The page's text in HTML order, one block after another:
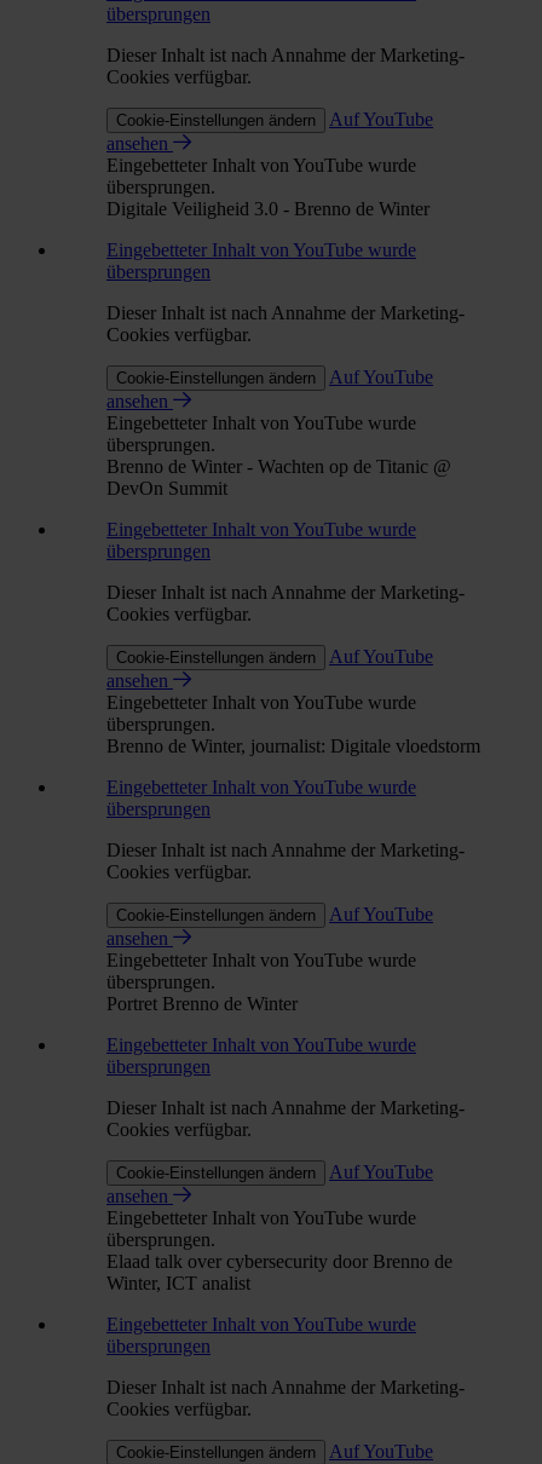
übersprungen
Dieser Inhalt ist nach Annahme der Marketing-
Cookies verfügbar.
Cookie-Einstellungen ändern
Auf YouTube
ansehen
Eingebetteter Inhalt von YouTube wurde
übersprungen.
Digitale Veiligheid 3.0 - Brenno de Winter
Eingebetteter Inhalt von YouTube wurde
übersprungen
Dieser Inhalt ist nach Annahme der Marketing-
Cookies verfügbar.
Cookie-Einstellungen ändern
Auf YouTube
ansehen
Eingebetteter Inhalt von YouTube wurde
übersprungen.
Brenno de Winter - Wachten op de Titanic @
DevOn Summit
Eingebetteter Inhalt von YouTube wurde
übersprungen
Dieser Inhalt ist nach Annahme der Marketing-
Cookies verfügbar.
Cookie-Einstellungen ändern
Auf YouTube
ansehen
Eingebetteter Inhalt von YouTube wurde
übersprungen.
Brenno de Winter, journalist: Digitale vloedstorm
Eingebetteter Inhalt von YouTube wurde
übersprungen
Dieser Inhalt ist nach Annahme der Marketing-
Cookies verfügbar.
Cookie-Einstellungen ändern
Auf YouTube
ansehen
Eingebetteter Inhalt von YouTube wurde
übersprungen.
Portret Brenno de Winter
Eingebetteter Inhalt von YouTube wurde
übersprungen
Dieser Inhalt ist nach Annahme der Marketing-
Cookies verfügbar.
Cookie-Einstellungen ändern
Auf YouTube
ansehen
Eingebetteter Inhalt von YouTube wurde
übersprungen.
Elaad talk over cybersecurity door Brenno de
Winter, ICT analist
Eingebetteter Inhalt von YouTube wurde
übersprungen
Dieser Inhalt ist nach Annahme der Marketing-
Cookies verfügbar.
Cookie-Einstellungen ändern
Auf YouTube